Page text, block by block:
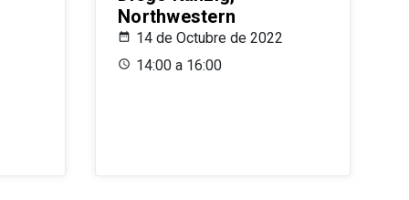
Northwestern
14 de Octubre de 2022
14:00 a 16:00